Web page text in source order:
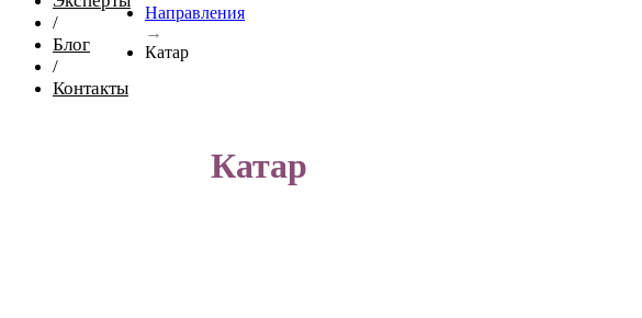
/
Блог
/
Контакты
Направления
→
Катар
Катар